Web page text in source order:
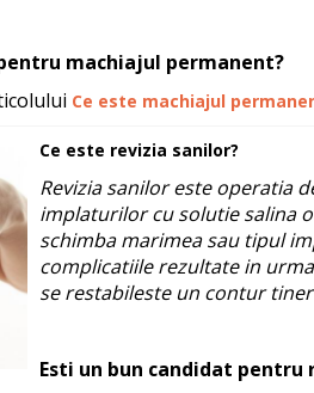
machiajul permanent?
Ce este machiajul
Ce este revizia sanilor?
Revizia sanilor este operatia
implaturilor cu solutie salina
schimba marimea sau tipul
complicatiile rezultate in
se restabileste un contur
Esti un bun candidat pentru